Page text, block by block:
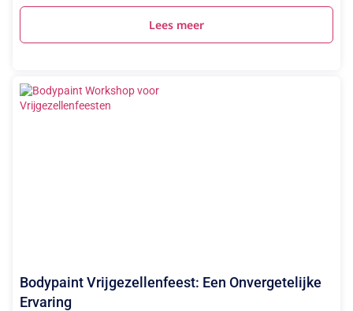
Lees meer
Bodypaint Vrijgezellenfeest: Een Onvergetelijke
Ervaring